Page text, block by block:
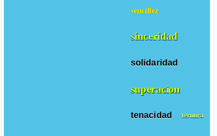
sencillez
sinceridad
solidaridad
superacion
tenacidad ternura